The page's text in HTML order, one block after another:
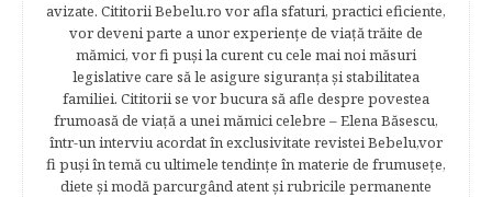
avizate. Cititorii Bebelu.ro vor afla sfaturi, practici eficiente,
vor deveni parte a unor experienţe de viaţă trăite de
mămici, vor fi puşi la curent cu cele mai noi măsuri
legislative care să le asigure siguranţa şi stabilitatea
familiei. Cititorii se vor bucura să afle despre povestea
frumoasă de viață a unei mămici celebre – Elena Băsescu,
într-un interviu acordat în exclusivitate revistei Bebelu,vor
fi puşi în temă cu ultimele tendinţe în materie de frumuseţe,
diete şi modă parcurgând atent şi rubricile permanente